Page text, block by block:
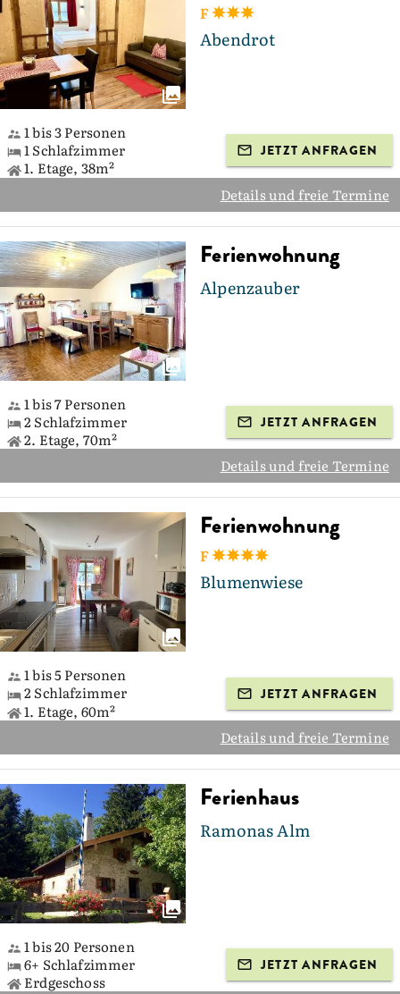
F
Abendrot
1 bis 3 Personen
1 Schlafzimmer
1. Etage, 38m²
JETZT ANFRAGEN
Details und freie Termine
Ferienwohnung
Alpenzauber
1 bis 7 Personen
2 Schlafzimmer
2. Etage, 70m²
JETZT ANFRAGEN
Details und freie Termine
Ferienwohnung
F
Blumenwiese
1 bis 5 Personen
2 Schlafzimmer
1. Etage, 60m²
JETZT ANFRAGEN
Details und freie Termine
Ferienhaus
Ramonas Alm
1 bis 20 Personen
6+ Schlafzimmer
Erdgeschoss
JETZT ANFRAGEN